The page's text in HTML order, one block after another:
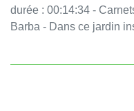
durée : 00:14:34 - Carnets de campagne - par : Dorothée
Barba - Dans ce jardin